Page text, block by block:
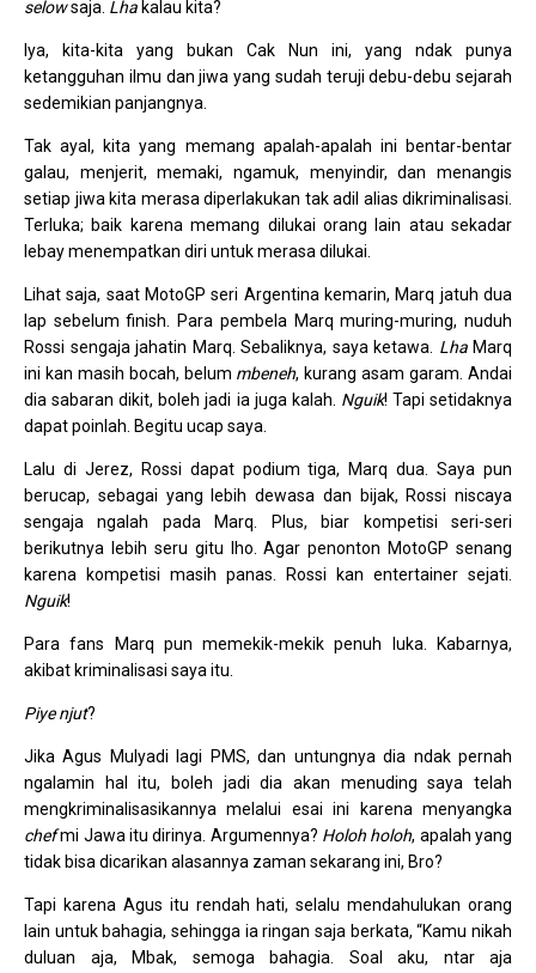
selowsaja. Lha kalau kita?
Iya, kita-kita yang bukan Cak Nun ini, yang ndak punya
ketangguhan ilmu dan jiwa yang sudah teruji debu-debu sejarah
sedemikian panjangnya.
Tak ayal, kita yang memang apalah-apalah ini bentar-bentar
galau, menjerit, memaki, ngamuk, menyindir, dan menangis
setiap jiwa kita merasa diperlakukan tak adil alias dikriminalisasi.
Terluka; baik karena memang dilukai orang lain atau sekadar
lebay menempatkan diri untuk merasa dilukai.
Lihat saja, saat MotoGP seri Argentina kemarin, Marq jatuh dua
lap sebelum finish. Para pembela Marq muring-muring, nuduh
Rossi sengaja jahatin Marq. Sebaliknya, saya ketawa. LhaMarq
ini kan masih bocah, belum mbeneh, kurang asam garam. Andai
dia sabaran dikit, boleh jadi ia juga kalah. Nguik! Tapi setidaknya
dapat poinlah. Begitu ucap saya.
Lalu di Jerez, Rossi dapat podium tiga, Marq dua. Saya pun
berucap, sebagai yang lebih dewasa dan bijak, Rossi niscaya
sengaja ngalah pada Marq. Plus, biar kompetisi seri-seri
berikutnya lebih seru gitu lho. Agar penonton MotoGP senang
karena kompetisi masih panas. Rossi kan entertainer sejati.
Nguik!
Para fans Marq pun memekik-mekik penuh luka. Kabarnya,
akibat kriminalisasi saya itu.
Piye njut?
Jika Agus Mulyadi lagi PMS, dan untungnya dia ndak pernah
ngalamin hal itu, boleh jadi dia akan menuding saya telah
mengkriminalisasikannya melalui esai ini karena menyangka
chefmi Jawa itu dirinya. Argumennya? Holoh holoh, apalah yang
tidak bisa dicarikan alasannya zaman sekarang ini, Bro?
Tapi karena Agus itu rendah hati, selalu mendahulukan orang
lain untuk bahagia, sehingga ia ringan saja berkata, “Kamu nikah
duluan aja, Mbak, semoga bahagia. Soal aku, ntar aja